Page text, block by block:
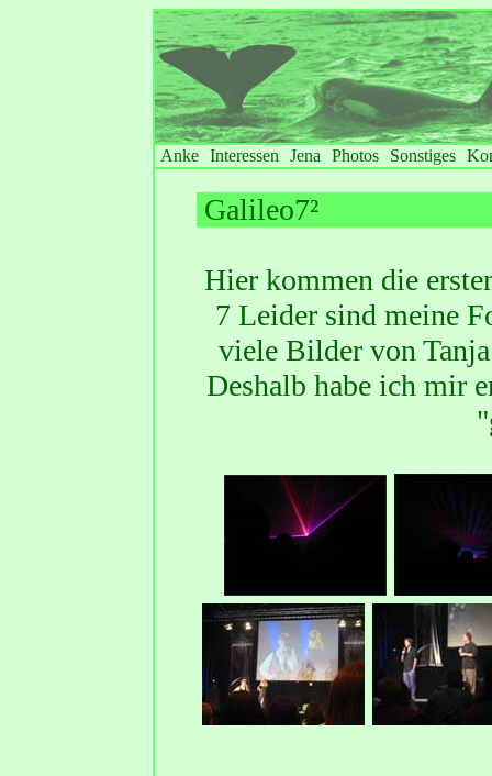
Anke Interessen Jena Photos Sonstiges
Galileo7²
Hier kommen die
7 Leider sind meine
viele Bilder von
Deshalb habe ich mir